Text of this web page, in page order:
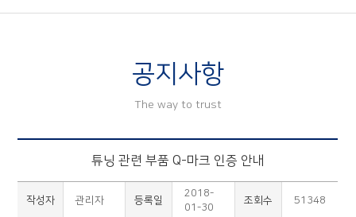
공지사항
The way to trust
튜닝 관련 부품 Q-마크 인증 안내
작성자 관리자 등록일
2018-
01-30
조회수 51348